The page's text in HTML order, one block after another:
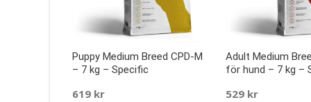
Puppy Medium Breed CPD-M
– 7 kg – Specific
619 kr
Adult Medium
för hund – 7 kg –
529 kr